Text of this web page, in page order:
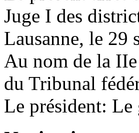
Juge I des
Lausanne, le 29
Au nom de la
du Tribunal
Le président: Le